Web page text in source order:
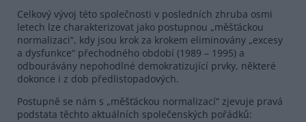
Celkový vývoj této společnosti v posledních zhruba osmi
letech lze charakterizovat jako postupnou „měšťáckou
normalizaci“, kdy jsou krok za krokem eliminovány „excesy
a dysfunkce“ přechodného období (1989 – 1995) a
odbourávány nepohodlné demokratizující prvky, některé
dokonce i z dob předlistopadových.
Postupně se nám s „měšťáckou normalizací“ zjevuje pravá
podstata těchto aktuálních společenských pořádků: